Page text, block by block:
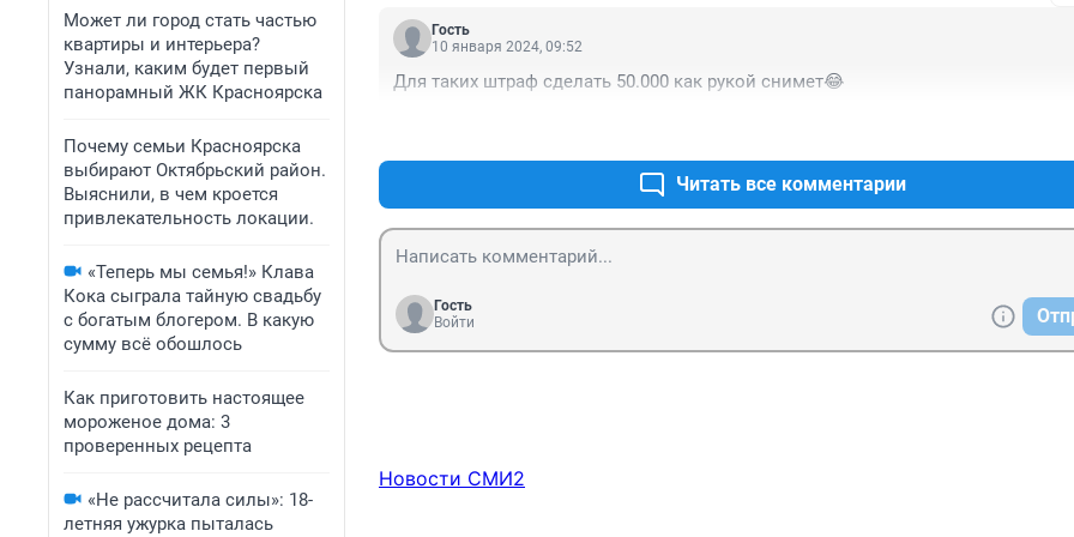
Может ли город стать частью
квартиры и интерьера?
Узнали, каким будет первый
панорамный ЖК Красноярска
Почему семьи Красноярска
выбирают Октябрьский район.
Выяснили, в чем кроется
привлекательность локации.
«Теперь мы семья!» Клава
Кока сыграла тайную свадьбу
с богатым блогером. В какую
сумму всё обошлось
Как приготовить настоящее
мороженое дома: 3
проверенных рецепта
«Не рассчитала силы»: 18-
летняя ужурка пыталась
Гость
10 января 2024, 09:52
Для таких штраф сделать 50.000 как рукой снимет😂
Читать все комментарии
Гость
Войти
Новости СМИ2